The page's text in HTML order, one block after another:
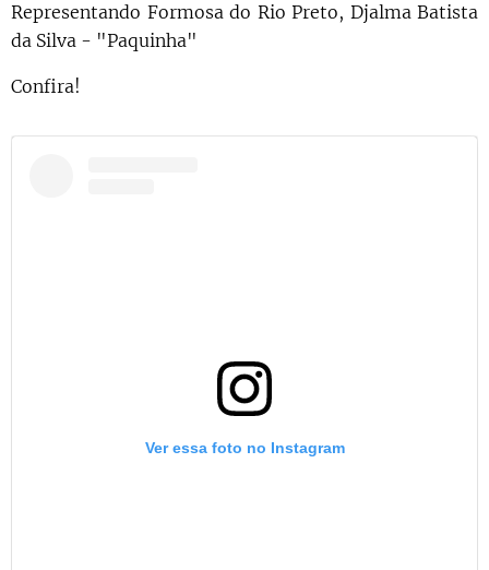
Representando Formosa do Rio Preto, Djalma Batista
da Silva - "Paquinha"
Confira!
Ver essa foto no Instagram